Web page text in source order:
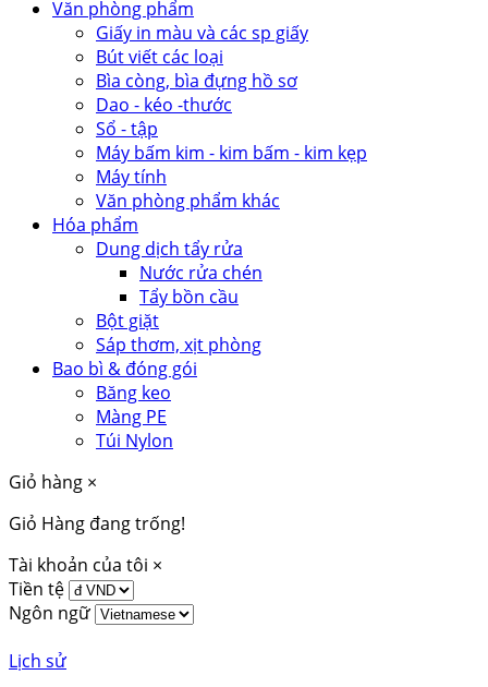
Văn phòng phẩm
Giấy in màu và các sp giấy
Bút viết các loại
Bìa còng, bìa đựng hồ sơ
Dao - kéo -thước
Sổ - tập
Máy bấm kim - kim bấm - kim kẹp
Máy tính
Văn phòng phẩm khác
Hóa phẩm
Dung dịch tẩy rửa
Nước rửa chén
Tẩy bồn cầu
Bột giặt
Sáp thơm, xịt phòng
Bao bì & đóng gói
Băng keo
Màng PE
Túi Nylon
Giỏ hàng ×
Giỏ Hàng đang trống!
Tài khoản của tôi ×
Tiền tệ
Ngôn ngữ
Lịch sử